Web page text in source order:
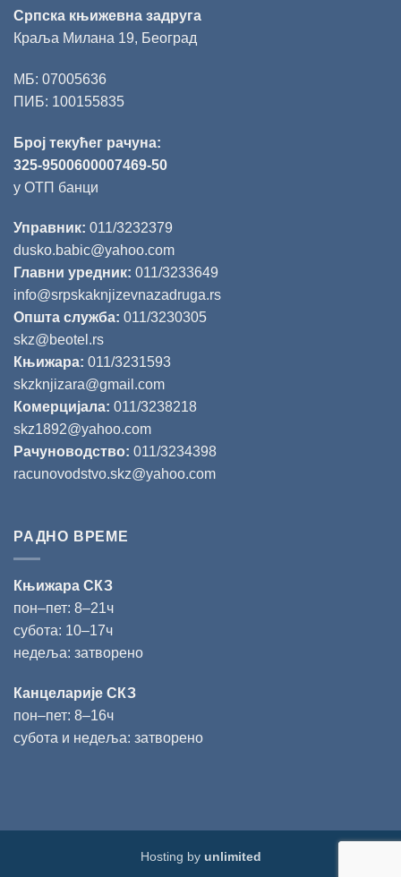
Српска књижевна задруга
Краља Милана 19, Београд
МБ: 07005636
ПИБ: 100155835
Број текућег рачуна:
325-9500600007469-50
у ОТП банци
Управник: 011/3232379
dusko.babic@yahoo.com
Главни уредник: 011/3233649
info@srpskaknjizevnazadruga.rs
Општа служба: 011/3230305
skz@beotel.rs
Књижара: 011/3231593
skzknjizara@gmail.com
Комерцијала: 011/3238218
skz1892@yahoo.com
Рачуноводство: 011/3234398
racunovodstvo.skz@yahoo.com
РАДНО ВРЕМЕ
Књижара СКЗ
пон‒пет: 8‒21ч
субота: 10‒17ч
недеља: затворено
Канцеларије СКЗ
пон‒пет: 8‒16ч
субота и недеља: затворено
Hosting by unlimited